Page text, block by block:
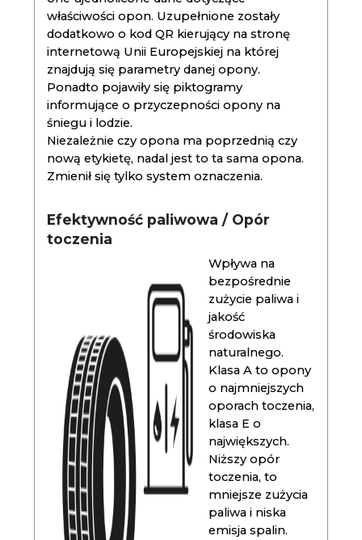
właściwości opon. Uzupełnione zostały
dodatkowo o kod QR kierujący na stronę
internetową Unii Europejskiej na której
znajdują się parametry danej opony.
Ponadto pojawiły się piktogramy
informujące o przyczepności opony na
śniegu i lodzie.
Niezależnie czy opona ma poprzednią czy
nową etykietę, nadal jest to ta sama opona.
Zmienił się tylko system oznaczenia.
Efektywność paliwowa / Opór
toczenia
Wpływa na
bezpośrednie
zużycie paliwa i
jakość
środowiska
naturalnego.
Klasa A to opony
o najmniejszych
oporach toczenia,
klasa E o
największych.
Niższy opór
toczenia, to
mniejsze zużycia
paliwa i niska
emisja spalin.